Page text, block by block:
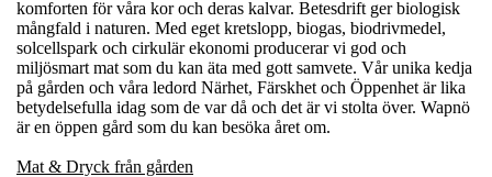
komforten för våra kor och deras kalvar. Betesdrift ger biologisk
mångfald i naturen. Med eget kretslopp, biogas, biodrivmedel,
solcellspark och cirkulär ekonomi producerar vi god och
miljösmart mat som du kan äta med gott samvete. Vår unika kedja
på gården och våra ledord Närhet, Färskhet och Öppenhet är lika
betydelsefulla idag som de var då och det är vi stolta över. Wapnö
är en öppen gård som du kan besöka året om.
Mat & Dryck från gården